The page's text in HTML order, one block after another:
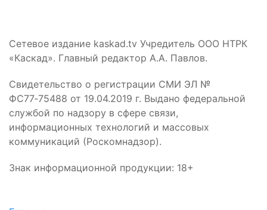
Сетевое издание kaskad.tv Учредитель ООО НТРК
«Каскад». Главный редактор А.А. Павлов.
Свидетельство о регистрации СМИ ЭЛ №
ФС77‑75488 от 19.04.2019 г. Выдано федеральной
службой по надзору в сфере связи,
информационных технологий и массовых
коммуникаций (Роскомнадзор).
Знак информационной продукции: 18+